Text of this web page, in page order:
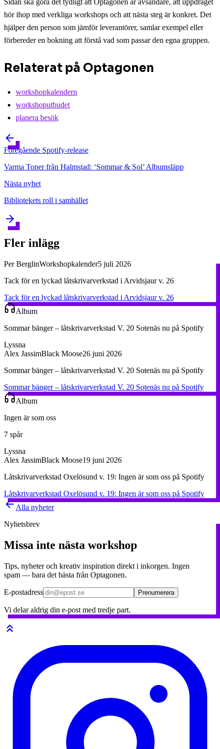
hör ihop med verkliga workshops och att nästa steg är konkret. Det
hjälper den person som jämför leverantörer, samlar exempel eller
förbereder en bokning att förstå vad som passar den egna gruppen.
Relaterat på Optagonen
workshopkalendern
workshoputbudet
planera besök
Föregående Spotify-release
Varma Toner från Halmstad: ‘Sommar & Sol’ Albumsläpp
Nästa nyhet
Bibliotekets roll i samhället
Fler inlägg
Per BerglinWorkshopkalender5 juli 2026
Tack för en lyckad låtskrivarverkstad i Arvidsjaur v. 26
Tack för en lyckad låtskrivarverkstad i Arvidsjaur v. 26
Album
Sommar bänger – låtskrivarverkstad V. 20 Sotenäs nu på Spotify
Lyssna
Alex JassimBlack Moose26 juni 2026
Sommar bänger – låtskrivarverkstad V. 20 Sotenäs nu på Spotify
Sommar bänger – låtskrivarverkstad V. 20 Sotenäs nu på Spotify
Album
Ingen är som oss
7 spår
Lyssna
Alex JassimBlack Moose19 juni 2026
Låtskrivarverkstad Oxelösund v. 19: Ingen är som oss på Spotify
Låtskrivarverkstad Oxelösund v. 19: Ingen är som oss på Spotify
Alla nyheter
Nyhetsbrev
Missa inte nästa workshop
Tips, nyheter och kreativ inspiration direkt i inkorgen. Ingen
spam — bara det bästa från Optagonen.
E-postadress Prenumerera
Vi delar aldrig din e-post med tredje part.